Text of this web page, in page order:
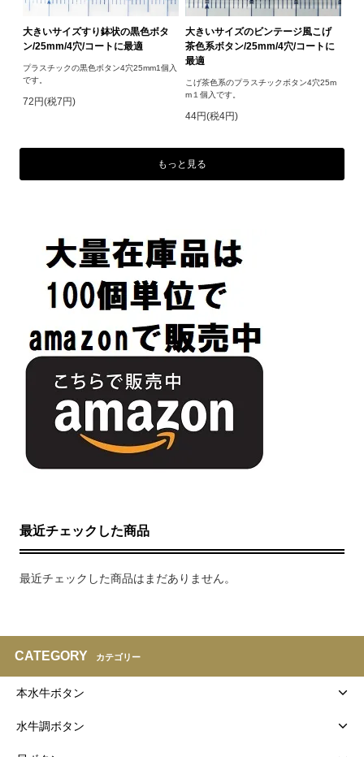
大きいサイズすり鉢状の黒色ボタ
ン/25mm/4穴/コートに最適
プラスチックの黒色ボタン4穴25mm1個入
です。
72円(税7円)
大きいサイズのビンテージ風こげ
茶色系ボタン/25mm/4穴/コートに
最適
こげ茶色系のプラスチックボタン4穴25m
m１個入です。
44円(税4円)
もっと見る
最近チェックした商品
最近チェックした商品はまだありません。
CATEGORY カテゴリー
本水牛ボタン
水牛調ボタン